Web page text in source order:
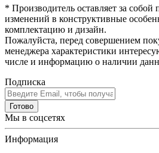
* Производитель оставляет за собой
изменений в конструктивные
комплектацию и дизайн.
Пожалуйста, перед совершением
менеджера характеристики
числе и информацию о наличии
Подписка
Готово
Мы в соцсетях
Информация